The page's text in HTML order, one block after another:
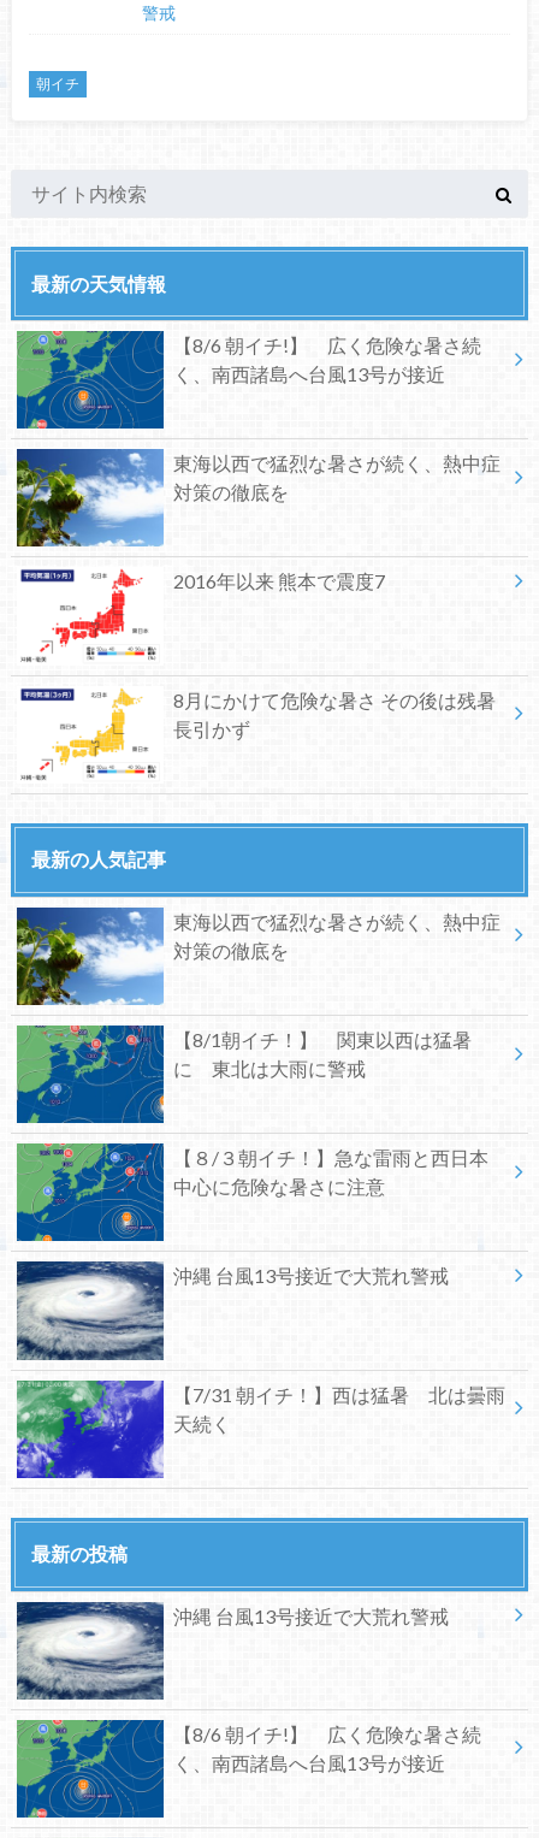
警戒
朝イチ
最新の天気情報
【8/6 朝イチ!】 広く危険な暑さ続
く、南西諸島へ台風13号が接近
東海以西で猛烈な暑さが続く、熱中症
対策の徹底を
2016年以来 熊本で震度7
8月にかけて危険な暑さ その後は残暑
長引かず
最新の人気記事
東海以西で猛烈な暑さが続く、熱中症
対策の徹底を
【8/1朝イチ！】 関東以西は猛暑
に 東北は大雨に警戒
【８/３朝イチ！】急な雷雨と西日本
中心に危険な暑さに注意
沖縄 台風13号接近で大荒れ警戒
【7/31 朝イチ！】西は猛暑 北は曇雨
天続く
最新の投稿
沖縄 台風13号接近で大荒れ警戒
【8/6 朝イチ!】 広く危険な暑さ続
く、南西諸島へ台風13号が接近